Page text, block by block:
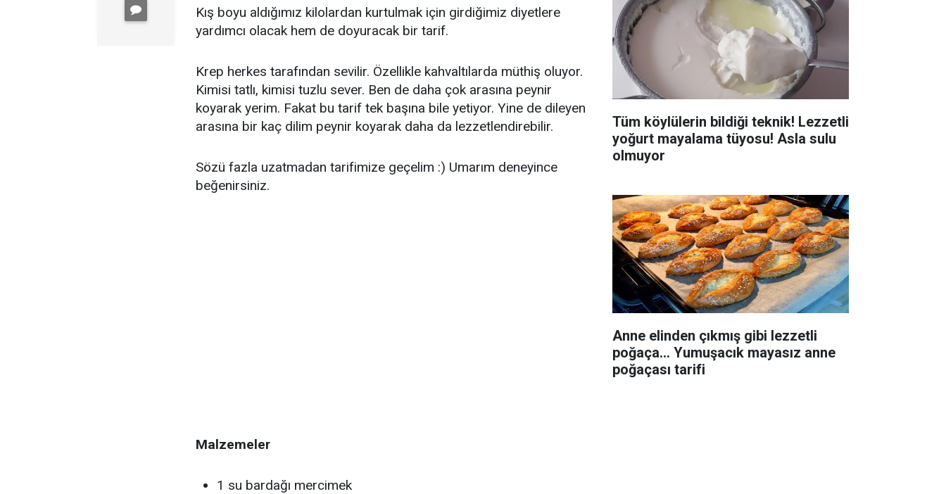
Kış boyu aldığımız kilolardan kurtulmak için girdiğimiz diyetlere
yardımcı olacak hem de doyuracak bir tarif.
Krep herkes tarafından sevilir. Özellikle kahvaltılarda müthiş oluyor.
Kimisi tatlı, kimisi tuzlu sever. Ben de daha çok arasına peynir
koyarak yerim. Fakat bu tarif tek başına bile yetiyor. Yine de dileyen
arasına bir kaç dilim peynir koyarak daha da lezzetlendirebilir.
Sözü fazla uzatmadan tarifimize geçelim :) Umarım deneyince
beğenirsiniz.
Malzemeler
1 su bardağı mercimek
Tüm köylülerin bildiği teknik! Lezzetli
yoğurt mayalama tüyosu! Asla sulu
olmuyor
Anne elinden çıkmış gibi lezzetli
poğaça... Yumuşacık mayasız anne
poğaçası tarifi